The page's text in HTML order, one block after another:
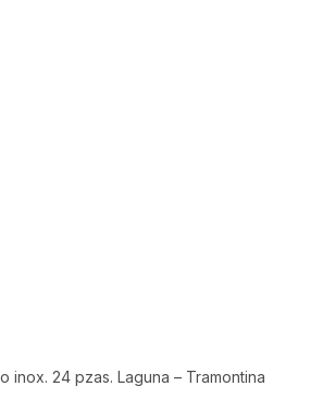
24 pzas. Laguna – Tramontina